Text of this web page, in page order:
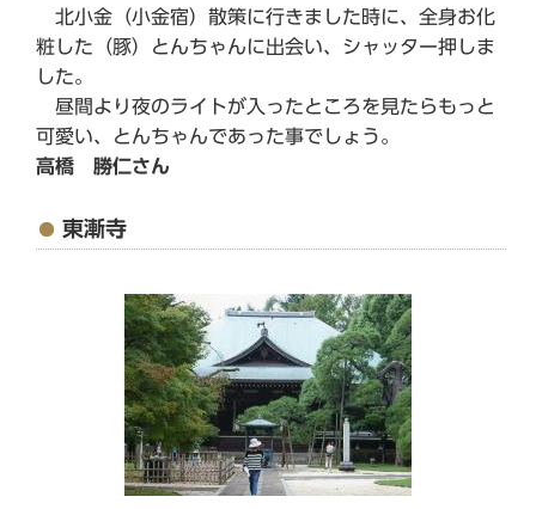
北小金（小金宿）散策に行きました時に、全身お化
粧した（豚）とんちゃんに出会い、シャッター押しま
した。
昼間より夜のライトが入ったところを見たらもっと
可愛い、とんちゃんであった事でしょう。
高橋 勝仁さん
東漸寺